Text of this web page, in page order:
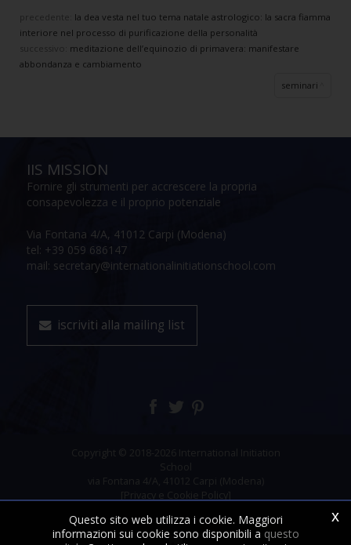
precedente: la dea vesta nel tuo tema natale astrologico: la sacra fiamma
interiore nel processo di purificazione della personalità
meditazione dell’equinozio di primavera: manifestare
abbondanza e cambiamento
seminari
IIS MISSION
Fornire gli strumenti per accrescere la propria
consapevolezza e il proprio potenziale
Via Fontana 4/A, 41012 Carpi (Modena)
tel: +39 059 686147
mail: secretary@internationalinitiationschool.com
iscriviti alla mailing list
Copyright © 2018-2026 International Initiation
School
via Fontana 4/A, 41012 Carpi (Modena)
[Privacy e Cookie Policy]
x
Questo sito web utilizza i cookie. Maggiori
informazioni sui cookie sono disponibili a questo